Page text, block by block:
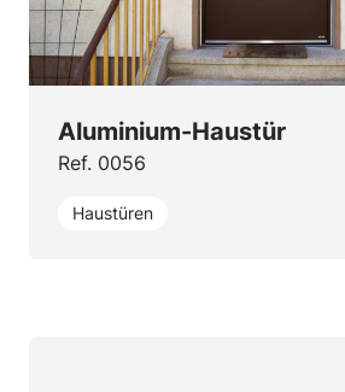
Aluminium-Haustür
Ref. 0056
Haustüren